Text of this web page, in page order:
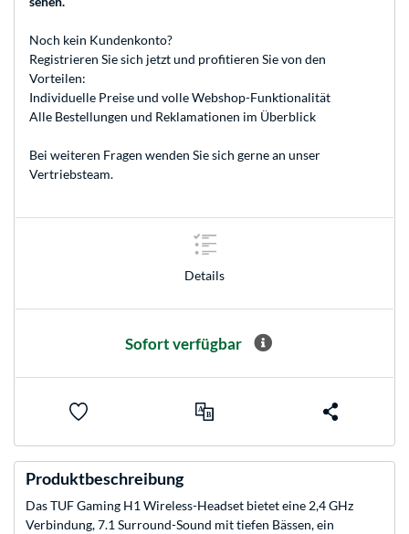
Noch kein Kundenkonto?
Registrieren Sie sich jetzt und profitieren Sie von den
Vorteilen:
Individuelle Preise und volle Webshop-Funktionalität
Alle Bestellungen und Reklamationen im Überblick
Bei weiteren Fragen wenden Sie sich gerne an unser
Vertriebsteam.
Details
Sofort verfügbar
Produktbeschreibung
Das TUF Gaming H1 Wireless-Headset bietet eine 2,4 GHz
Verbindung, 7.1 Surround-Sound mit tiefen Bässen, ein